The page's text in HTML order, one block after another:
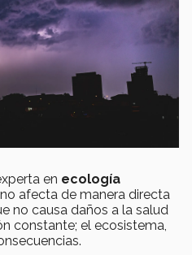
en ecología
afecta de manera directa
no causa daños a la salud
constante; el ecosistema,